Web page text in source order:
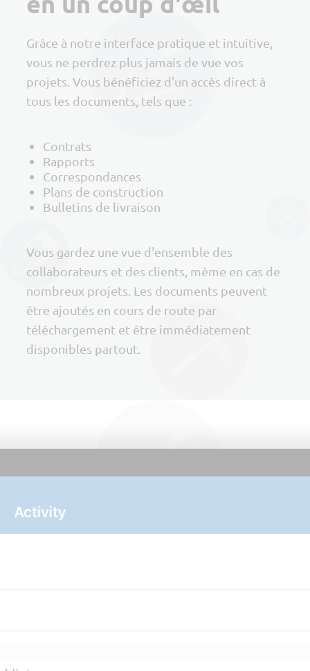
Grâce à notre interface pratique et intuitive,
vous ne perdrez plus jamais de vue vos
projets. Vous bénéficiez d'un accès direct à
tous les documents, tels que :
Contrats
Rapports
Correspondances
Plans de construction
Bulletins de livraison
Vous gardez une vue d'ensemble des
collaborateurs et des clients, même en cas de
nombreux projets. Les documents peuvent
être ajoutés en cours de route par
téléchargement et être immédiatement
disponibles partout.